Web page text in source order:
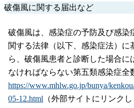
破傷風に関する届出など
破傷風は、感染症の予防及び感染
関する法律（以下、感染症法）に
ら、破傷風患者と診断した場合に
なければならない第五類感染症全
https://www.mhlw.go.jp/bunya/
05-12.html （外部サイトにリンクし